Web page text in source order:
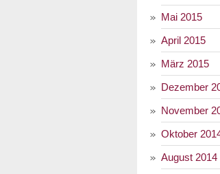
Mai 2015
April 2015
März 2015
Dezember
November
Oktober
August 2014